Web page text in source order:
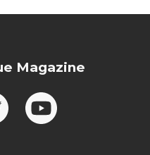
Magazine